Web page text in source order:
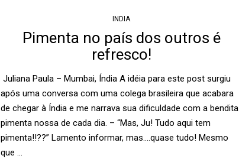
INDIA
Pimenta no país dos outros é
refresco!
Juliana Paula – Mumbai, Índia A idéia para este post surgiu
após uma conversa com uma colega brasileira que acabara
de chegar à Índia e me narrava sua dificuldade com a bendita
pimenta nossa de cada dia. – “Mas, Ju! Tudo aqui tem
pimenta!!??” Lamento informar, mas….quase tudo! Mesmo
que …